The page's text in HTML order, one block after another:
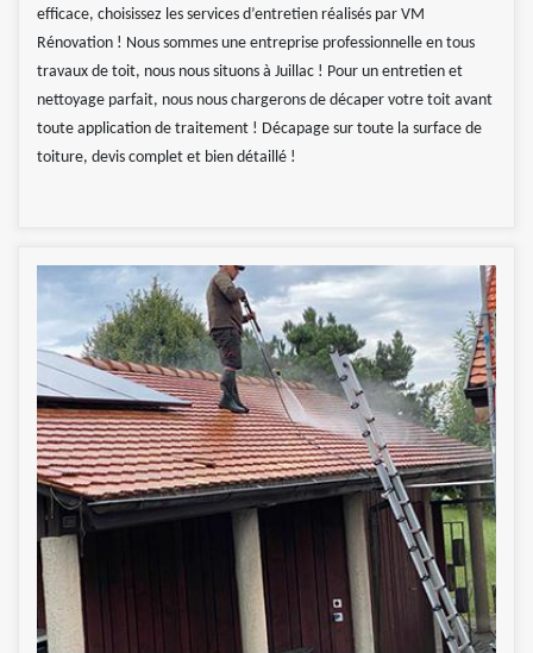
efficace, choisissez les services d’entretien réalisés par VM
Rénovation ! Nous sommes une entreprise professionnelle en tous
travaux de toit, nous nous situons à Juillac ! Pour un entretien et
nettoyage parfait, nous nous chargerons de décaper votre toit avant
toute application de traitement ! Décapage sur toute la surface de
toiture, devis complet et bien détaillé !